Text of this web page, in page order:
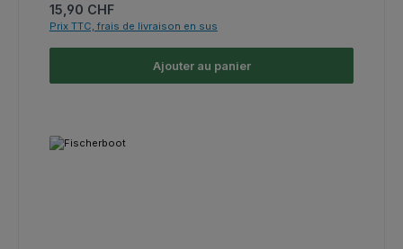
Prix régulier :
15,90 CHF
Prix TTC, frais de livraison en sus
Ajouter au panier